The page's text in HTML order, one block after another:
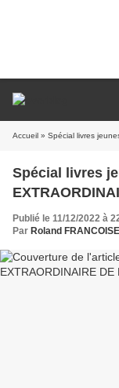
Accueil » Spécial livres
Spécial livres
Publié le 11/12/2022 à
Par Roland FRANCOISE